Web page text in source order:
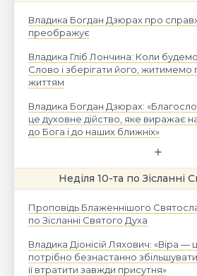
Владика Богдан Дзюрах про
преображує
Владика Гліб Лончина: Коли
Слово і зберігати його,
життям
Владика Богдан Дзюрах:
це духовне дійство, яке виражає
до Бога і до наших ближніх»
Неділя 10-та по Зісланні
Проповідь Блаженнішого
по Зісланні Святого Духа
Владика Діонісій Ляхович: «Віра —
потрібно безнастанно
її втратити завжди присутня»